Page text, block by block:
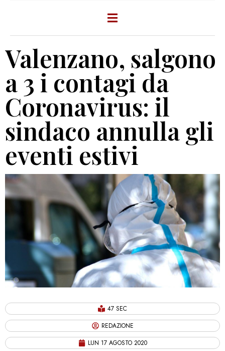
Valenzano, salgono
a 3 i contagi da
Coronavirus: il
sindaco annulla gli
eventi estivi
47 SEC
REDAZIONE
LUN 17 AGOSTO 2020